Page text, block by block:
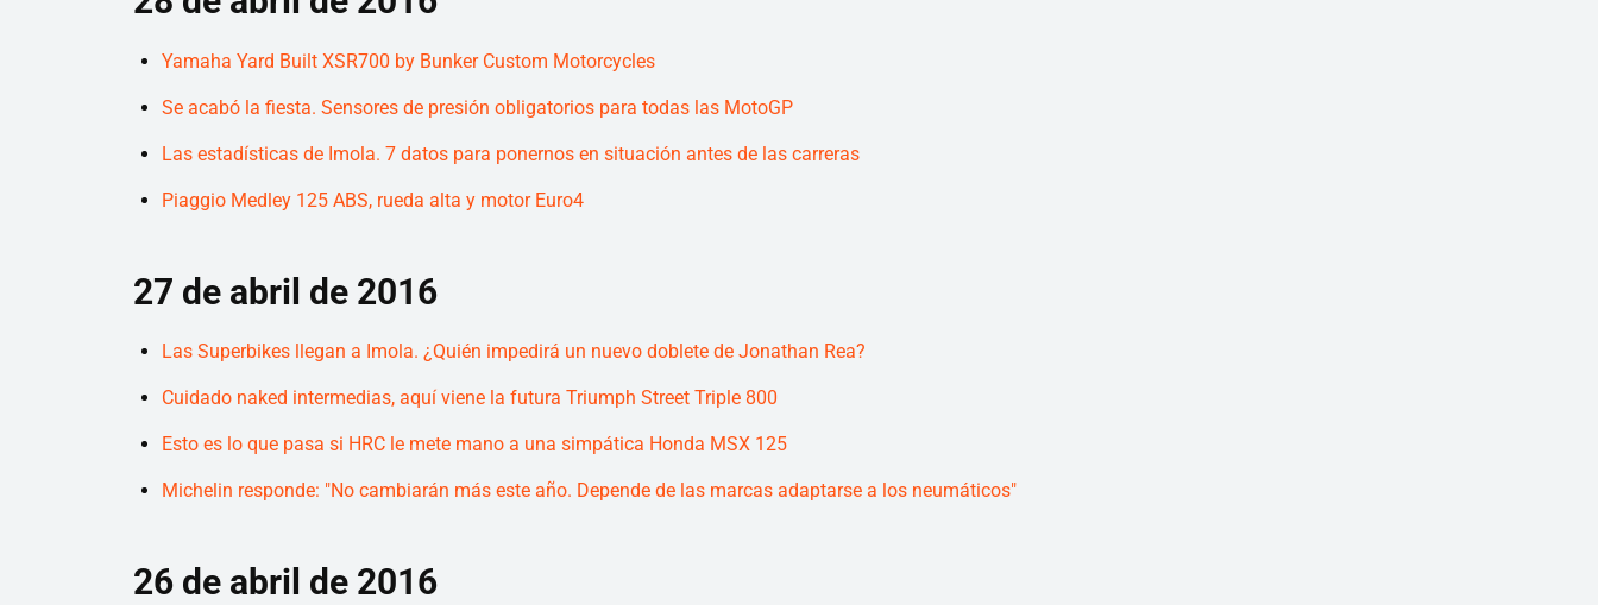
Yamaha Yard Built XSR700 by Bunker Custom Motorcycles
Se acabó la fiesta. Sensores de presión obligatorios para todas las MotoGP
Las estadísticas de Imola. 7 datos para ponernos en situación antes de las carreras
Piaggio Medley 125 ABS, rueda alta y motor Euro4
27 de abril de 2016
Las Superbikes llegan a Imola. ¿Quién impedirá un nuevo doblete de Jonathan Rea?
Cuidado naked intermedias, aquí viene la futura Triumph Street Triple 800
Esto es lo que pasa si HRC le mete mano a una simpática Honda MSX 125
Michelin responde: "No cambiarán más este año. Depende de las marcas adaptarse a los neumáticos"
26 de abril de 2016